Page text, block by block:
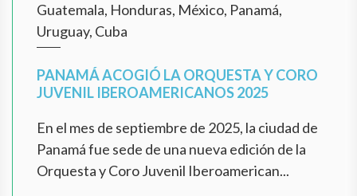
Guatemala, Honduras, México, Panamá,
Uruguay, Cuba
PANAMÁ ACOGIÓ LA ORQUESTA Y CORO
JUVENIL IBEROAMERICANOS 2025
En el mes de septiembre de 2025, la ciudad de
Panamá fue sede de una nueva edición de la
Orquesta y Coro Juvenil Iberoamerican...